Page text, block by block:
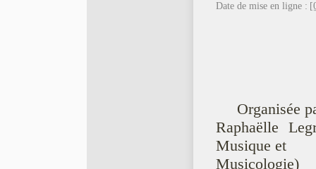
Date de mise en ligne :
Organisée
Raphaëlle
Musique et
Musicologie)